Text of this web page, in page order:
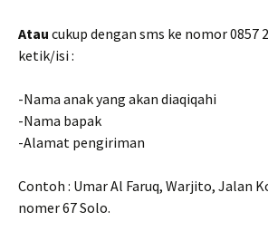
Atau cukup dengan sms ke nomor 0857
ketik/isi :
-Nama anak yang akan diaqiqahi
-Nama bapak
-Alamat pengiriman
Contoh : Umar Al Faruq, Warjito, Jalan
nomer 67 Solo.